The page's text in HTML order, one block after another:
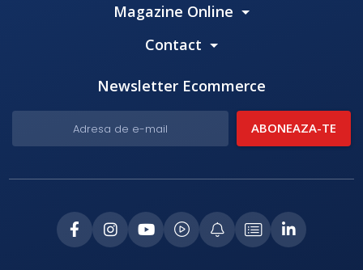
Magazine Online
Contact
Newsletter Ecommerce